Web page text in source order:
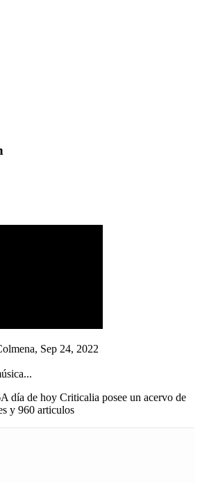
, Sep 24, 2022
A día de hoy Criticalia posee un acervo de
y 960 articulos